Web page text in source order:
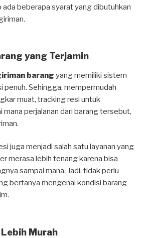
beberapa syarat yang dibutuhkan
yang Terjamin
barang yang memiliki sistem
penuh. Sehingga, mempermudah
muat, tracking resi untuk
perjalanan dari barang tersebut,
juga menjadi salah satu layanan yang
merasa lebih tenang karena bisa
sampai mana. Jadi, tidak perlu
bertanya mengenai kondisi barang
Murah